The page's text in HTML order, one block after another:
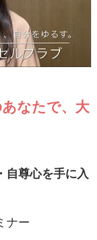
なたで、大
自尊心を手に入
ナー